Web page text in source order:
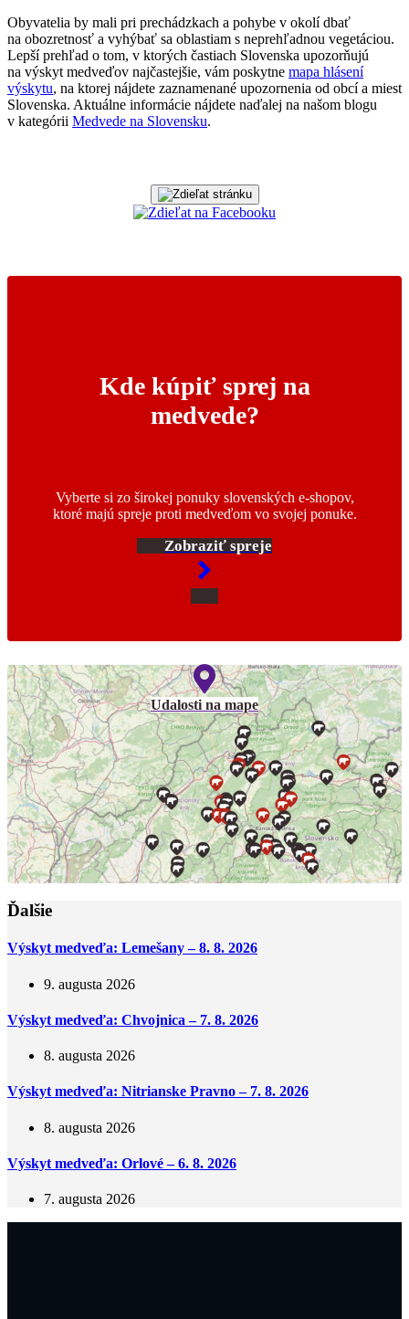
Obyvatelia by mali pri prechádzkach a pohybe v okolí dbať
na obozretnosť a vyhýbať sa oblastiam s neprehľadnou vegetáciou.
Lepší prehľad o tom, v ktorých častiach Slovenska upozorňujú
na výskyt medveďov najčastejšie, vám poskytne mapa hlásení
výskytu, na ktorej nájdete zaznamenané upozornenia od obcí a miest
Slovenska. Aktuálne informácie nájdete naďalej na našom blogu
v kategórii Medvede na Slovensku.
Kde kúpiť sprej na
medvede?
Vyberte si zo širokej ponuky slovenských e-shopov,
ktoré majú spreje proti medveďom vo svojej ponuke.
Zobraziť spreje
Udalosti na mape
Ďalšie
Výskyt medveďa: Lemešany – 8. 8. 2026
9. augusta 2026
Výskyt medveďa: Chvojnica – 7. 8. 2026
8. augusta 2026
Výskyt medveďa: Nitrianske Pravno – 7. 8. 2026
8. augusta 2026
Výskyt medveďa: Orlové – 6. 8. 2026
7. augusta 2026